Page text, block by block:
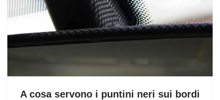
A cosa servono i puntini neri sui bordi